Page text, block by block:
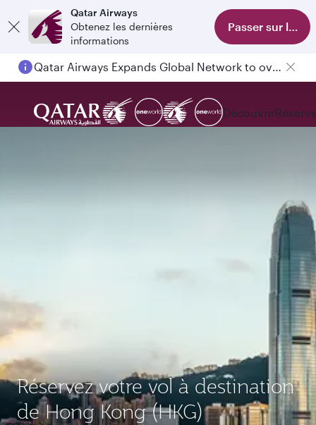
Qatar Airways
Obtenez les dernières
informations
Passer sur
Qatar Airways Expands Global Network to over 160 Destinations
Découvrir
Réservez votre vol à destination
de Hong Kong (HKG)